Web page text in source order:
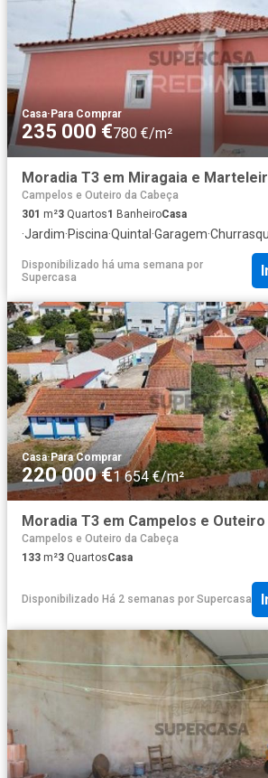
Casa· Para Comprar
235 000 €780 €/m²
Moradia T3 em Miragaia e
Campelos e Outeiro da Cabeça
301 m²3 Quartos1 BanheiroCasa
·Jardim·Piscina·Quintal ·Garagem·
Disponibilizado há uma semana por
Supercasa
Casa·Para Comprar
220 000 €1 654 €/m²
Moradia T3 em Campelos e Outeiro
Campelos e Outeiro da Cabeça
133 m²3 QuartosCasa
Disponibilizado Há 2 semanas por Supercasa